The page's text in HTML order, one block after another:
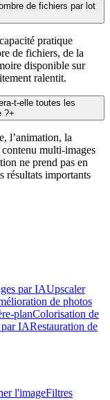
de fichiers par lot
pratique
de fichiers, de la
disponible sur
ralentit.
t-elle toutes les
?+
l’animation, la
multi-images
ne prend pas en
résultats importants
par IAUpscaler
de photos
planColorisation de
IARestauration de
l'imageFiltres